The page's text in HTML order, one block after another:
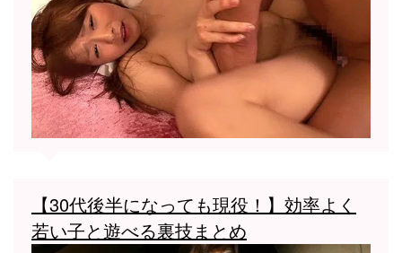
【30代後半になっても現役！】効率よく
若い子と遊べる裏技まとめ